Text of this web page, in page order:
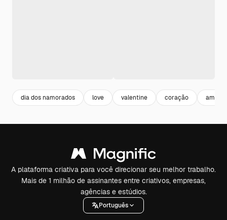
dia dos namorados love valentine coração amor
A plataforma criativa para você direcionar seu melhor trabalho.
Mais de 1 milhão de assinantes entre criativos, empresas,
agências e estúdios.
Português